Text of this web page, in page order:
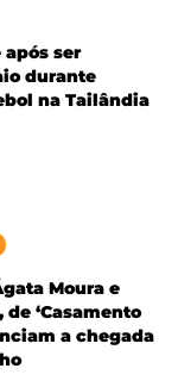
após ser
durante
na Tailândia
Moura e
‘Casamento
a chegada